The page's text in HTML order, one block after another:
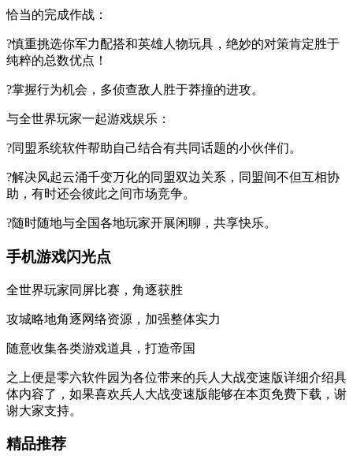
恰当的完成作战：
?慎重挑选你军力配搭和英雄人物玩具，绝妙的对策肯定胜于
纯粹的总数优点！
?掌握行为机会，多侦查敌人胜于莽撞的进攻。
与全世界玩家一起游戏娱乐：
?同盟系统软件帮助自己结合有共同话题的小伙伴们。
?解决风起云涌千变万化的同盟双边关系，同盟间不但互相协
助，有时还会彼此之间市场竞争。
?随时随地与全国各地玩家开展闲聊，共享快乐。
手机游戏闪光点
全世界玩家同屏比赛，角逐获胜
攻城略地角逐网络资源，加强整体实力
随意收集各类游戏道具，打造帝国
之上便是零六软件园为各位带来的兵人大战变速版详细介绍具
体内容了，如果喜欢兵人大战变速版能够在本页免费下载，谢
谢大家支持。
精品推荐